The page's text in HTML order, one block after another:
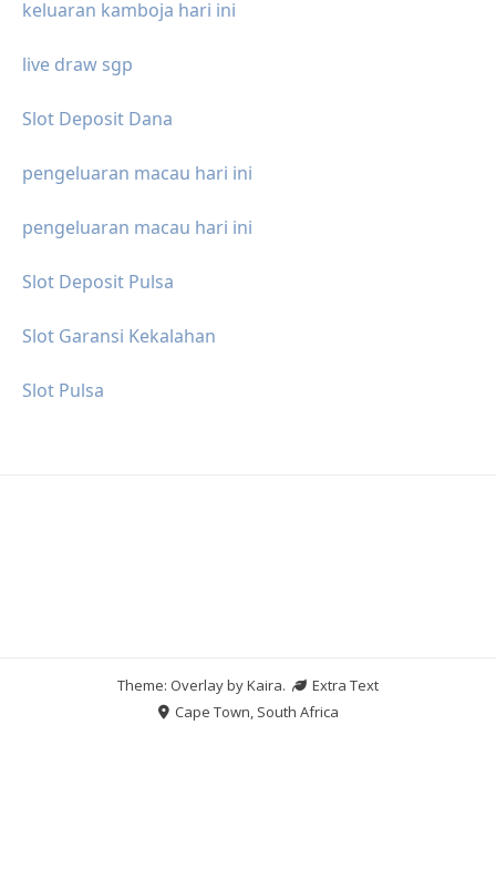
keluaran kamboja hari ini
live draw sgp
Slot Deposit Dana
pengeluaran macau hari ini
pengeluaran macau hari ini
Slot Deposit Pulsa
Slot Garansi Kekalahan
Slot Pulsa
Theme: Overlay byKaira.
Extra Text
Cape Town, South Africa